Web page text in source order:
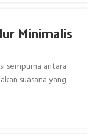
Minimalis
sempurna antara
suasana yang